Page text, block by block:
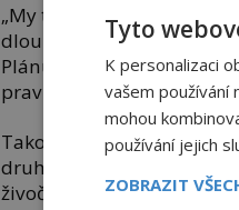
„My tam chceme vytvořit
dlouhou tradici po stovky
Plánujeme vysázet řídký
pravidelně ořezávaly.
Takový biotop a způsob
druhům ohroženého
živočichů a rostlin,“ říká
Tyto
K personalizaci
vašem používání
mohou
používání jejich
ZOBRAZIT